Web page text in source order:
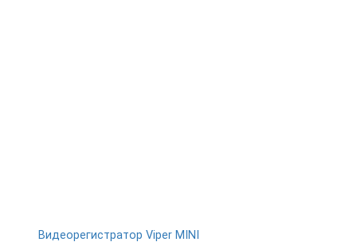
Видеорегистратор Viper MINI